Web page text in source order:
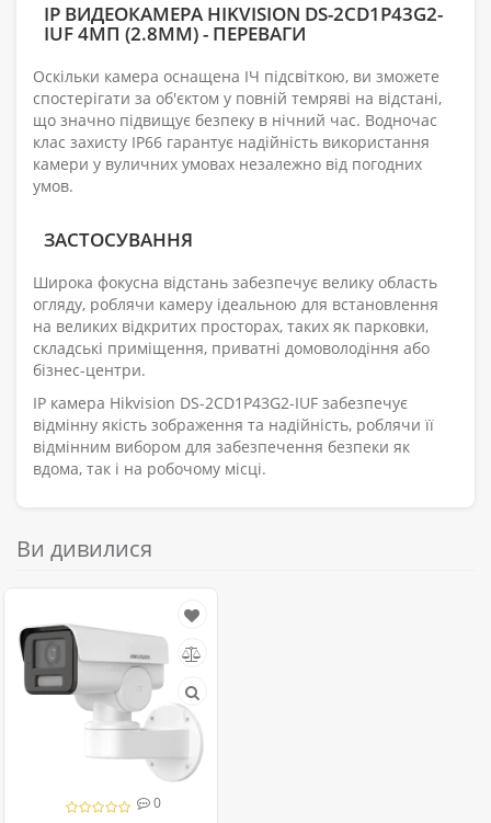
IP ВИДЕОКАМЕРА HIKVISION DS-2CD1P43G2-
IUF 4МП (2.8ММ) - ПЕРЕВАГИ
Оскільки камера оснащена ІЧ підсвіткою, ви зможете
спостерігати за об'єктом у повній темряві на відстані,
що значно підвищує безпеку в нічний час. Водночас
клас захисту IP66 гарантує надійність використання
камери у вуличних умовах незалежно від погодних
умов.
ЗАСТОСУВАННЯ
Широка фокусна відстань забезпечує велику область
огляду, роблячи камеру ідеальною для встановлення
на великих відкритих просторах, таких як парковки,
складські приміщення, приватні домоволодіння або
бізнес-центри.
IP камера Hikvision DS-2CD1P43G2-IUF забезпечує
відмінну якість зображення та надійність, роблячи її
відмінним вибором для забезпечення безпеки як
вдома, так і на робочому місці.
Ви дивилися
0